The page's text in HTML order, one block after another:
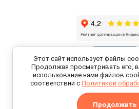
создать интернет магазин
Этот сайт использует файлы
Продолжая просматривать его,
использование нами файлов
соответствии с Политикой
Продолжить